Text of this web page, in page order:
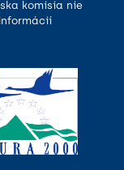
komisia nie